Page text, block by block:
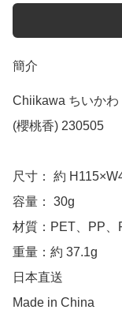
簡介
Chiikawa ちいかわ
(櫻桃香) 230505
尺寸： 約
容量： 30g
材質：PET、PP、
重量：約 37.1g
日本直送
Made in China